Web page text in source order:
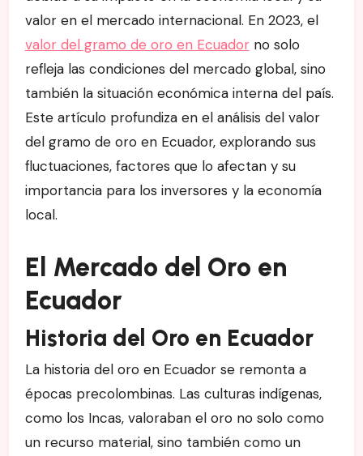
valor en el mercado internacional. En 2023, el
valor del gramo de oro en Ecuadorno solo
refleja las condiciones del mercado global, sino
también la situación económica interna del país.
Este artículo profundiza en el análisis del valor
del gramo de oro en Ecuador, explorando sus
fluctuaciones, factores que lo afectan y su
importancia para los inversores y la economía
local.
El Mercado del Oro en
Ecuador
Historia del Oro en Ecuador
La historia del oro en Ecuador se remonta a
épocas precolombinas. Las culturas indígenas,
como los Incas, valoraban el oro no solo como
un recurso material, sino también como un